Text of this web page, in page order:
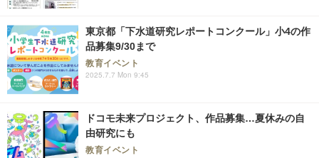
東京都「下水道研究レポートコンクール」小4の作
品募集9/30まで
教育イベント
2025.7.7 Mon 9:45
ドコモ未来プロジェクト、作品募集…夏休みの自
由研究にも
教育イベント